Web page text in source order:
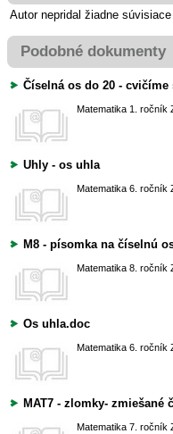
Autor nepridal žiadne
Podobné dokumenty
Číselná os do 20 -
Matematika 1. ročník
Uhly - os uhla
Matematika 6. ročník
Matematika 8. ročník
Os uhla.doc
Matematika 6. ročník
Matematika 7. ročník